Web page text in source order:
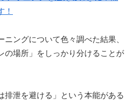
！
ニングについて色々調べた結果、
の場所」をしっかり分けることが
排泄を避ける」という本能がある